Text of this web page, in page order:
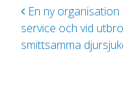
En ny
service och vid
smittsamma